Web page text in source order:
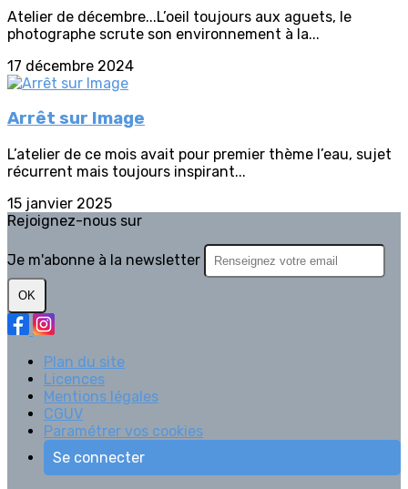
Atelier de décembre...L’oeil toujours aux aguets, le
photographe scrute son environnement à la...
17 décembre 2024
Arrêt sur Image
L’atelier de ce mois avait pour premier thème l’eau, sujet
récurrent mais toujours inspirant...
15 janvier 2025
Rejoignez-nous sur
Je m'abonne à la newsletter
OK
Plan du site
Licences
Mentions légales
CGUV
Paramétrer vos cookies
Se connecter